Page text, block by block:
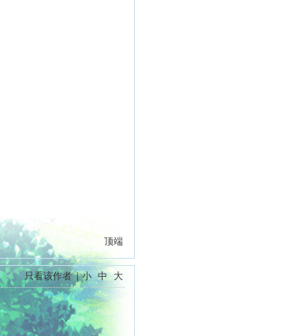
顶端
只看该作者|小 中 大